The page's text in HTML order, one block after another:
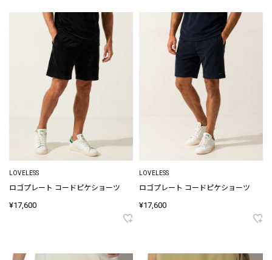
LOVELESS
ロゴプレート コードピケショーツ
¥17,600
LOVELESS
ロゴプレート コードピケショーツ
¥17,600